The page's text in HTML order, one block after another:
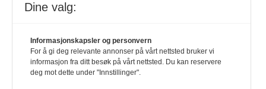
redaksjonen@hrmagasinet.no
annonse@hrmagasinet.no
abonnement@hrmagasinet.no
Dine valg:
Informasjonskapsler og personvern
For å gi deg relevante annonser på vårt nettsted bruker vi
informasjon fra ditt besøk på vårt nettsted. Du kan reservere
deg mot dette under "Innstillinger".